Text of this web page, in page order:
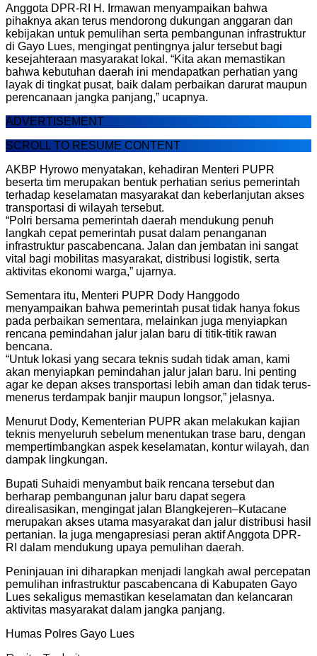
Anggota DPR-RI H. Irmawan menyampaikan bahwa
pihaknya akan terus mendorong dukungan anggaran dan
kebijakan untuk pemulihan serta pembangunan infrastruktur
di Gayo Lues, mengingat pentingnya jalur tersebut bagi
kesejahteraan masyarakat lokal. “Kita akan memastikan
bahwa kebutuhan daerah ini mendapatkan perhatian yang
layak di tingkat pusat, baik dalam perbaikan darurat maupun
perencanaan jangka panjang,” ucapnya.
ADVERTISEMENT
SCROLL TO RESUME CONTENT
AKBP Hyrowo menyatakan, kehadiran Menteri PUPR
beserta tim merupakan bentuk perhatian serius pemerintah
terhadap keselamatan masyarakat dan keberlanjutan akses
transportasi di wilayah tersebut.
“Polri bersama pemerintah daerah mendukung penuh
langkah cepat pemerintah pusat dalam penanganan
infrastruktur pascabencana. Jalan dan jembatan ini sangat
vital bagi mobilitas masyarakat, distribusi logistik, serta
aktivitas ekonomi warga,” ujarnya.
Sementara itu, Menteri PUPR Dody Hanggodo
menyampaikan bahwa pemerintah pusat tidak hanya fokus
pada perbaikan sementara, melainkan juga menyiapkan
rencana pemindahan jalur jalan baru di titik-titik rawan
bencana.
“Untuk lokasi yang secara teknis sudah tidak aman, kami
akan menyiapkan pemindahan jalur jalan baru. Ini penting
agar ke depan akses transportasi lebih aman dan tidak terus-
menerus terdampak banjir maupun longsor,” jelasnya.
Menurut Dody, Kementerian PUPR akan melakukan kajian
teknis menyeluruh sebelum menentukan trase baru, dengan
mempertimbangkan aspek keselamatan, kontur wilayah, dan
dampak lingkungan.
Bupati Suhaidi menyambut baik rencana tersebut dan
berharap pembangunan jalur baru dapat segera
direalisasikan, mengingat jalan Blangkejeren–Kutacane
merupakan akses utama masyarakat dan jalur distribusi hasil
pertanian. Ia juga mengapresiasi peran aktif Anggota DPR-
RI dalam mendukung upaya pemulihan daerah.
Peninjauan ini diharapkan menjadi langkah awal percepatan
pemulihan infrastruktur pascabencana di Kabupaten Gayo
Lues sekaligus memastikan keselamatan dan kelancaran
aktivitas masyarakat dalam jangka panjang.
Humas Polres Gayo Lues